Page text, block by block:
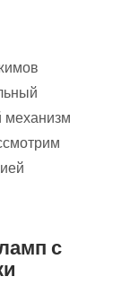
механизм
с